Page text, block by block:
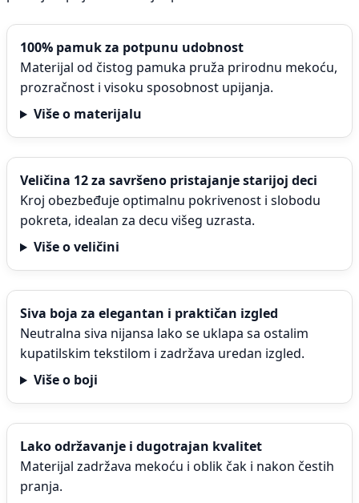
100% pamuk za potpunu udobnost
Materijal od čistog pamuka pruža prirodnu mekoću,
prozračnost i visoku sposobnost upijanja.
Više o materijalu
Veličina 12 za savršeno pristajanje starijoj deci
Kroj obezbeđuje optimalnu pokrivenost i slobodu
pokreta, idealan za decu višeg uzrasta.
Više o veličini
Siva boja za elegantan i praktičan izgled
Neutralna siva nijansa lako se uklapa sa ostalim
kupatilskim tekstilom i zadržava uredan izgled.
Više o boji
Lako održavanje i dugotrajan kvalitet
Materijal zadržava mekoću i oblik čak i nakon čestih
pranja.